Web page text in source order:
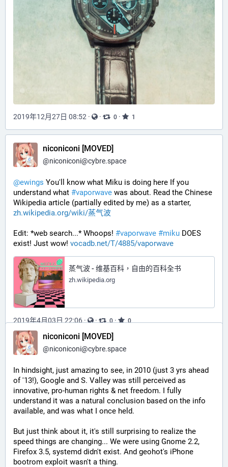
2019年12月27日 08:52 · · 0 · 1
niconiconi [MOVED]
@niconiconi@cybre.space
@ewings You'll know what Miku is doing here If you
understand what #vaporwave was about. Read the Chinese
Wikipedia article (partially edited by me) as a starter,
zh.wikipedia.org/wiki/蒸气波
Edit: *web search...* Whoops! #vaporwave #miku DOES
exist! Just wow! vocadb.net/T/4885/vaporwave
蒸气波 - 维基百科，自由的百科全书
zh.wikipedia.org
2019年4月03日 22:06 · · 0 · 0
niconiconi [MOVED]
@niconiconi@cybre.space
In hindsight, just amazing to see, in 2010 (just 3 yrs ahead
of '13!), Google and S. Valley was still perceived as
innovative, pro-human rights & net freedom. I fully
understand it was a natural conclusion based on the info
available, and was what I once held.
But just think about it, it's still surprising to realize the
speed things are changing... We were using Gnome 2.2,
Firefox 3.5, systemd didn't exist. And geohot's iPhone
bootrom exploit wasn't a thing.